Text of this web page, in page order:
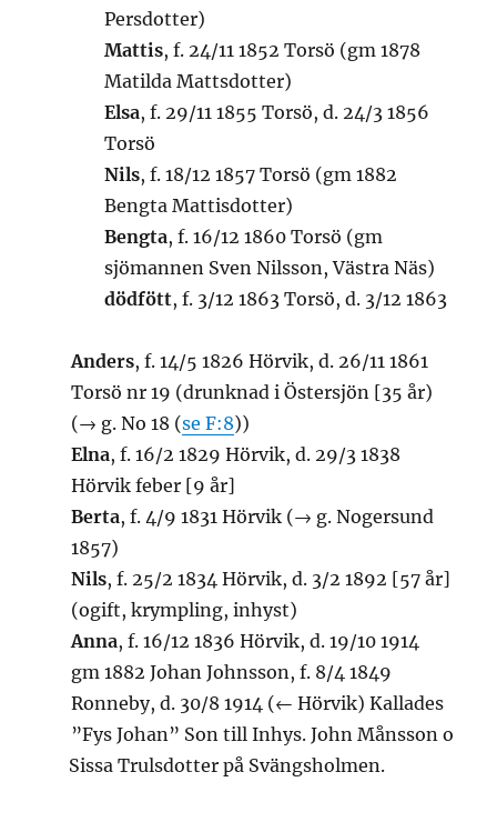
Persdotter)
Mattis, f. 24/11 1852 Torsö (gm 1878
Matilda Mattsdotter)
Elsa, f. 29/11 1855 Torsö, d. 24/3 1856
Torsö
Nils, f. 18/12 1857 Torsö (gm 1882
Bengta Mattisdotter)
Bengta, f. 16/12 1860 Torsö (gm
sjömannen Sven Nilsson, Västra Näs)
dödfött, f. 3/12 1863 Torsö, d. 3/12 1863
Anders, f. 14/5 1826 Hörvik, d. 26/11 1861
Torsö nr 19 (drunknad i Östersjön [35 år)
(→ g. No 18 (se F:8))
Elna, f. 16/2 1829 Hörvik, d. 29/3 1838
Hörvik feber [9 år]
Berta, f. 4/9 1831 Hörvik (→ g. Nogersund
1857)
Nils, f. 25/2 1834 Hörvik, d. 3/2 1892 [57 år]
(ogift, krympling, inhyst)
Anna, f. 16/12 1836 Hörvik, d. 19/10 1914
gm 1882 Johan Johnsson, f. 8/4 1849
Ronneby, d. 30/8 1914 (← Hörvik) Kallades
”Fys Johan” Son till Inhys. John Månsson o
Sissa Trulsdotter på Svängsholmen.